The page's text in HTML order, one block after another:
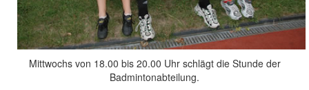
Mittwochs von 18.00 bis 20.00 Uhr schlägt die Stunde der
Badmintonabteilung.